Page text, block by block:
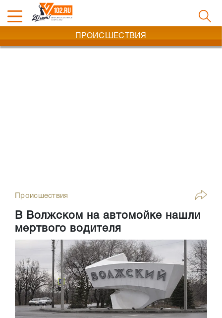
ПРОИСШЕСТВИЯ
Происшествия
В Волжском на автомойке нашли
мертвого водителя